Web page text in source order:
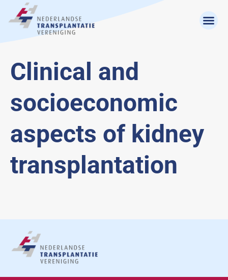
Clinical and
socioeconomic
aspects of kidney
transplantation